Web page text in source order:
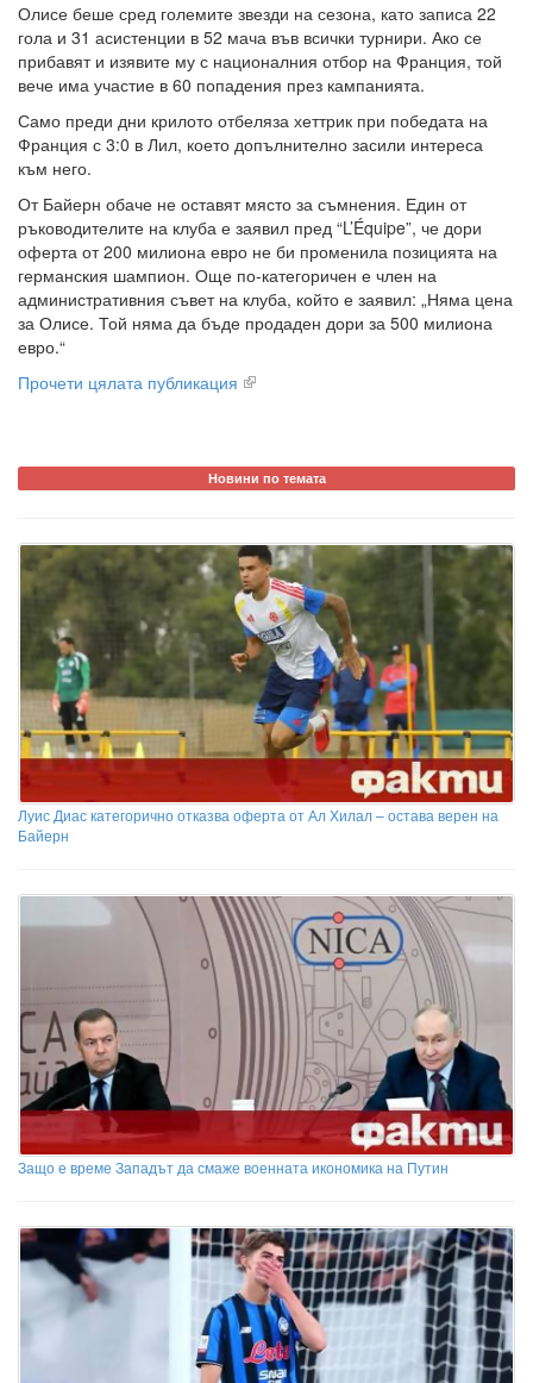
Олисе беше сред големите звезди на сезона, като записа 22
гола и 31 асистенции в 52 мача във всички турнири. Ако се
прибавят и изявите му с националния отбор на Франция, той
вече има участие в 60 попадения през кампанията.
Само преди дни крилото отбеляза хеттрик при победата на
Франция с 3:0 в Лил, което допълнително засили интереса
към него.
От Байерн обаче не оставят място за съмнения. Един от
ръководителите на клуба е заявил пред “L’Équipe”, че дори
оферта от 200 милиона евро не би променила позицията на
германския шампион. Още по-категоричен е член на
административния съвет на клуба, който е заявил: „Няма цена
за Олисе. Той няма да бъде продаден дори за 500 милиона
евро.“
Прочети цялата публикация
Новини по темата
Луис Диас категорично отказва оферта от Ал Хилал – остава верен на
Байерн
Защо е време Западът да смаже военната икономика на Путин